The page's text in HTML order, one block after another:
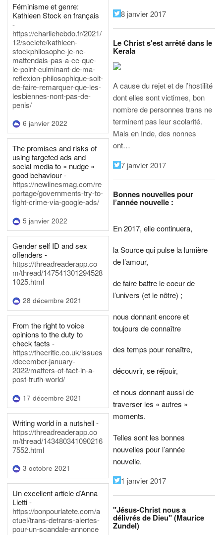
Féminisme et genre:
Kathleen Stock en français
-
https://charliehebdo.fr/2021/
12/societe/kathleen-
stockphilosophe-je-ne-
mattendais-pas-a-ce-que-
le-point-culminant-de-ma-
reflexion-philosophique-soit-
de-faire-remarquer-que-les-
lesbiennes-nont-pas-de-
penis/
6 janvier 2022
The promises and risks of
using targeted ads and
social media to « nudge »
good behaviour -
https://newlinesmag.com/re
portage/governments-try-to-
fight-crime-via-google-ads/
5 janvier 2022
Gender self ID and sex
offenders -
https://threadreaderapp.co
m/thread/147541301294528
1025.html
28 décembre 2021
From the right to voice
opinions to the duty to
check facts -
https://thecritic.co.uk/issues
/december-january-
2022/matters-of-fact-in-a-
post-truth-world/
17 décembre 2021
Writing world in a nutshell -
https://threadreaderapp.co
m/thread/143480341090216
7552.html
3 octobre 2021
Un excellent article d’Anna
Lietti -
https://bonpourlatete.com/a
ctuel/trans-detrans-alertes-
pour-un-scandale-annonce
8 janvier 2017
Le Christ s'est arrêté dans le
Kerala
A cause du rejet et de l’hostilité
dont elles sont victimes, bon
nombre de personnes trans ne
terminent pas leur scolarité.
Mais en Inde, des nonnes
ont…
7 janvier 2017
Bonnes nouvelles pour
l’année nouvelle :
En 2017, elle continuera,
la Source qui pulse la lumière
de l’amour,
de faire battre le coeur de
l’univers (et le nôtre) ;
nous donnant encore et
toujours de connaître
des temps pour renaître,
découvrir, se réjouir,
et nous donnant aussi de
traverser les « autres »
moments.
Telles sont les bonnes
nouvelles pour l’année
nouvelle.
1 janvier 2017
"Jésus-Christ nous a
délivrés de Dieu" (Maurice
Zundel)